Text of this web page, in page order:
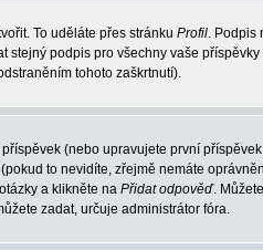
To uděláte přes stránku Profil. Podpis
stejný podpis pro všechny vaše
tohoto zaškrtnutí).
(nebo upravujete první
to nevidíte, zřejmě nemáte
a klikněte na Přidat odpověď.
zadat, určuje administrátor fóra.